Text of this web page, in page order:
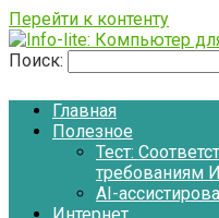
Перейти к контенту
Поиск:
Главная
Полезное
Тест:
требованиям
AI-